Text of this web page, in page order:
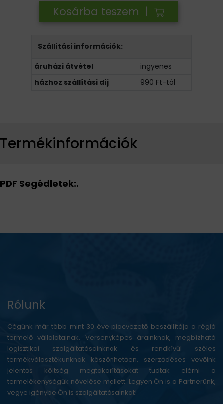
Kosárba teszem |
Szállítási információk:
áruházi átvétel
ingyenes
házhoz szállítási díj
990 Ft-tól
Termékinformációk
PDF Segédletek:.
Rólunk
Cégünk már több mint 30 éve piacvezető beszállítója a régió
termelő vállalatainak. Versenyképes árainknak, megbízható
logisztikai szolgáltatásainknak és rendkívül széles
termékválasztékunknak köszönhetően, szerződéses vevőink
jelentős költség megtakarításokat tudtak elérni a
termelékenységük növelése mellett. Legyen Ön is a Partnerünk,
vegye igénybe Ön is szolgáltatásainkat!